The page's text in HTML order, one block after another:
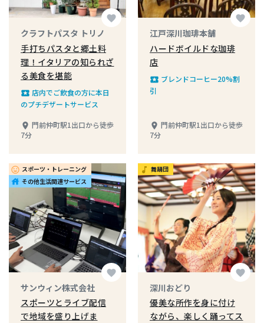
favorite
クラフトパスタ トリノ
手打ちパスタと郷土料
理！イタリアの知られざ
る美食を堪能
local_play 店内でご飲食の方に本日
のプチデザートサービス
place 門前仲町駅1出口から徒歩
7分
favorite
江戸深川珈琲本舗
ハードボイルドな珈琲
店
local_play ブレンドコーヒー20%割
引
place 門前仲町駅1出口から徒歩
7分
insert_emoticon スポーツ・トレーニング
house その他生活関連サービス
favorite
サンウィン株式会社
スポーツとライブ配信
で地域を盛り上げま
music_note 舞踊団
favorite
深川おどり
優美な所作を身に付け
ながら、楽しく踊ってス